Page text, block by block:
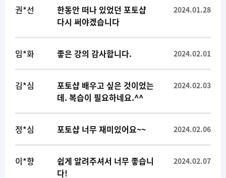
권*선
한동안 떠나 있었던 포토샵
다시 써야겠습니다
2024.01.28
임*화 좋은 강의 감사합니다. 2024.02.01
김*심
포토샵 배우고 싶은 것이었는
데. 복습이 필요하네요.^^
2024.02.03
정*심 포토샵 너무 재미있어요~~ 2024.02.06
이*향
쉽게 알려주셔서 너무 좋습니
다!
2024.02.07